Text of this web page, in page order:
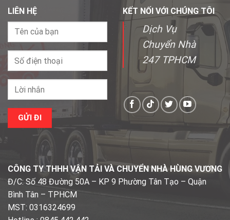
LIÊN HỆ KẾT NỐI VỚI CHÚNG TÔI
Dịch Vụ
Chuyển Nhà
247 TPHCM
CÔNG TY THHH VẬN TẢI VÀ CHUYỂN NHÀ HÙNG VƯƠNG
Đ/C: Số 48 Đường 50A – KP 9 Phường Tân Tạo – Quận
Bình Tân – TPHCM
MST: 0316324699